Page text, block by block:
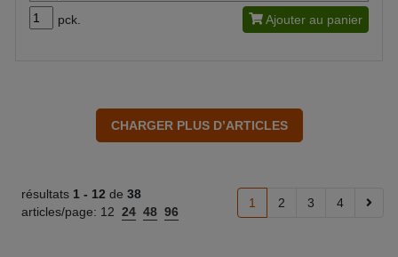
pck. Ajouter au panier
résultats 1 - 12 de 38
articles/page: 12 24 48 96
1 2 3 4